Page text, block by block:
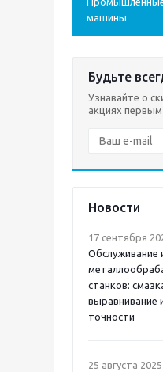
машины
Будьте
Узнавайте о
акциях первым
Новости
17 сентября
Обслуживание
станков:
выравнивание
точности
25 августа 2025